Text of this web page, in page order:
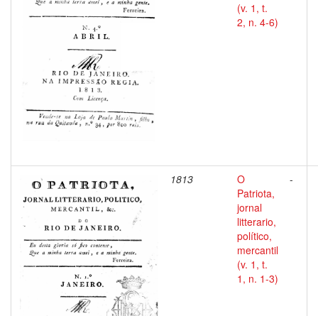
(v. 1, t.
2, n. 4-6)
1813
O
Patriota,
jornal
litterario,
político,
mercantil
(v. 1, t.
1, n. 1-3)
-